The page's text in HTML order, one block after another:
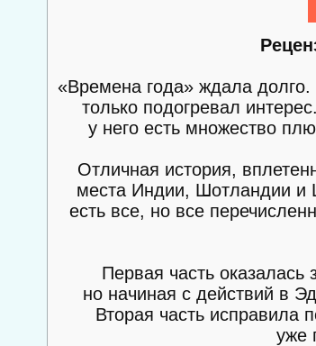
«Времена года» ждала
только подогревал
у него есть множество
Отличная история,
места Индии, Шотландии и
есть все, но все
Первая часть
но начиная с действий в
Вторая часть исправила
уже